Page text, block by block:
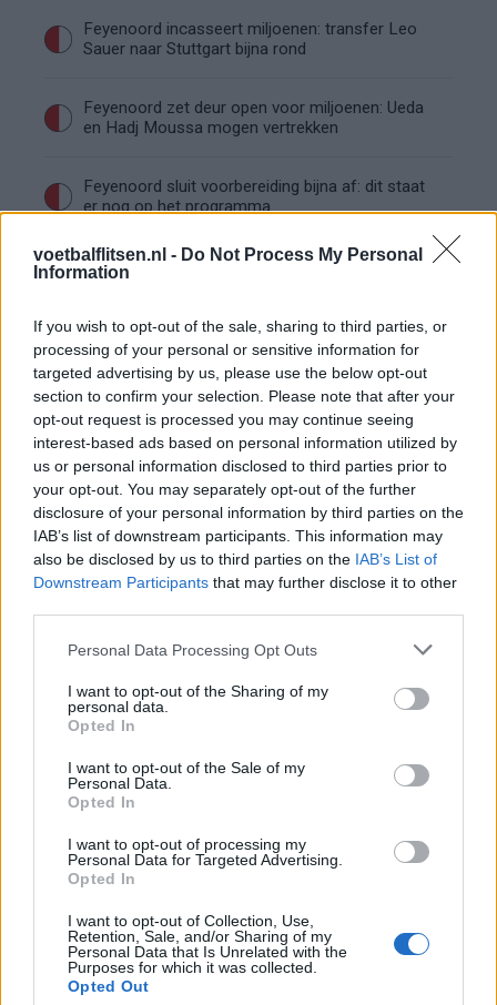
voetbalflitsen.nl - Do Not Process My Personal
Information
If you wish to opt-out of the sale, sharing to third parties, or
processing of your personal or sensitive information for
targeted advertising by us, please use the below opt-out
section to confirm your selection. Please note that after your
opt-out request is processed you may continue seeing
interest-based ads based on personal information utilized by
us or personal information disclosed to third parties prior to
your opt-out. You may separately opt-out of the further
disclosure of your personal information by third parties on the
IAB’s list of downstream participants. This information may
also be disclosed by us to third parties on the IAB’s List of
Downstream Participants that may further disclose it to other
Personal Data Processing Opt Outs
I want to opt-out of the Sharing of my
personal data.
Opted In
I want to opt-out of the Sale of my
Personal Data.
Opted In
I want to opt-out of processing my
Personal Data for Targeted Advertising.
Opted In
I want to opt-out of Collection, Use,
Retention, Sale, and/or Sharing of my
Personal Data that Is Unrelated with the
Purposes for which it was collected.
Opted Out
Feyenoord incasseert miljoenen: transfer Leo
Sauer naar Stuttgart bijna rond
Feyenoord zet deur open voor miljoenen: Ueda
en Hadj Moussa mogen vertrekken
Feyenoord sluit voorbereiding bijna af: dit staat
er nog op het programma
Shaqueel van Persie ontkracht geruchten over
keuze voor Marokko
Brengt Sporting Portugal Feyenoord in de
problemen rond Hadj Moussa?
Van droomtransfer tot contractontbinding: het
Feyenoord-verhaal van Calvin Stengs
'Hij is weer gewoon mijn vader': Shaqueel
openhartig over Robin van Persie
Lille geeft niet op na afwijzing: komt er nieuw
Been blikt terug op historische afstraffing: "Die
Calvin Stengs opnieuw vader: bijzonder nieuws in
onzekere transferzomer
Feyenoord na storing met autocue
Wanneer is de loting voor de Champions
tegenstanders
Conference League-ophef: Hamrun
uitgeschakeld na omstreden strafschop zonder